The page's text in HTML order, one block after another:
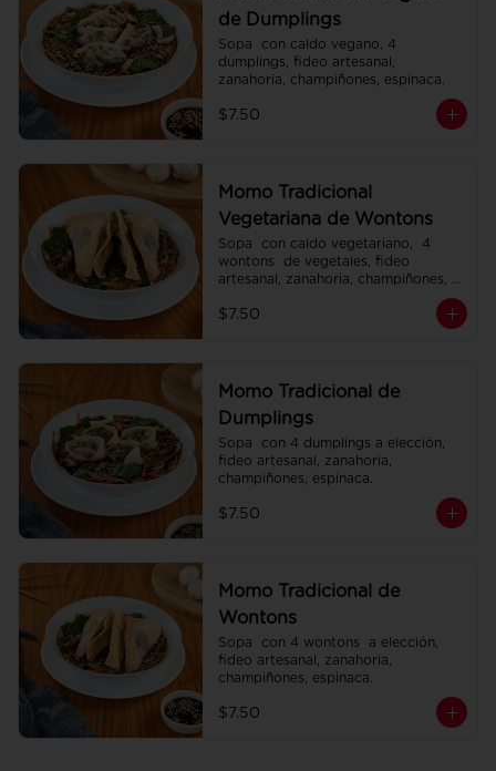
de Dumplings
Sopa  con caldo vegano, 4
dumplings, fideo artesanal,
zanahoria, champiñones, espinaca.
$7.50
Momo Tradicional
Vegetariana de Wontons
Sopa  con caldo vegetariano,  4
wontons  de vegetales, fideo
artesanal, zanahoria, champiñones,
$7.50
Momo Tradicional de
Dumplings
Sopa  con 4 dumplings a elección,
fideo artesanal, zanahoria,
champiñones, espinaca.
$7.50
Momo Tradicional de
Wontons
Sopa  con 4 wontons  a elección,
fideo artesanal, zanahoria,
champiñones, espinaca.
$7.50